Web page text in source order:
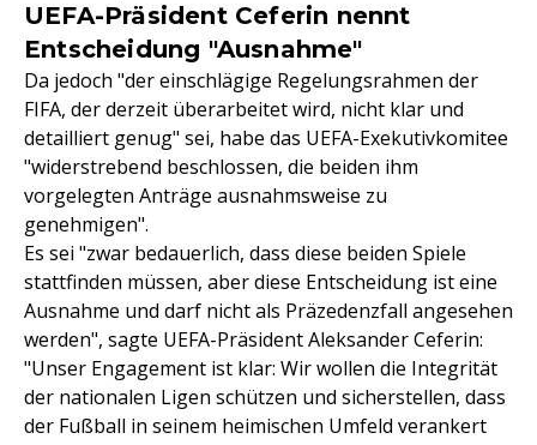
UEFA-Präsident Ceferin nennt
Entscheidung "Ausnahme"
Da jedoch "der einschlägige Regelungsrahmen der
FIFA, der derzeit überarbeitet wird, nicht klar und
detailliert genug" sei, habe das UEFA-Exekutivkomitee
"widerstrebend beschlossen, die beiden ihm
vorgelegten Anträge ausnahmsweise zu
genehmigen".
Es sei "zwar bedauerlich, dass diese beiden Spiele
stattfinden müssen, aber diese Entscheidung ist eine
Ausnahme und darf nicht als Präzedenzfall angesehen
werden", sagte UEFA-Präsident Aleksander Ceferin:
"Unser Engagement ist klar: Wir wollen die Integrität
der nationalen Ligen schützen und sicherstellen, dass
der Fußball in seinem heimischen Umfeld verankert